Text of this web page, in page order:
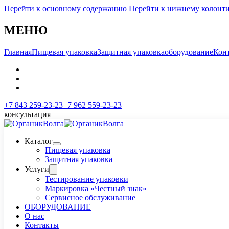
Перейти к основному содержанию Перейти к нижнему
МЕНЮ
ГлавнаяПищевая упаковкаЗащитная упаковкаоборудование
+7 843 259-23-23+7 962 559-23-23
консультация
Каталог
Пищевая упаковка
Защитная упаковка
Услуги
Тестирование упаковки
Маркировка «Честный знак»
Сервисное обслуживание
ОБОРУДОВАНИЕ
О нас
Контакты